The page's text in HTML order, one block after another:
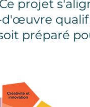
projet
préparé